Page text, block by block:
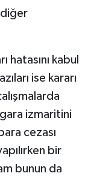
diğer
hatasını kabul
ise kararı
izmaritini
cezası
bir
bunun da